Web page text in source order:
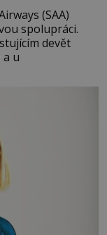
(SAA)
spolupráci.
devět
a u